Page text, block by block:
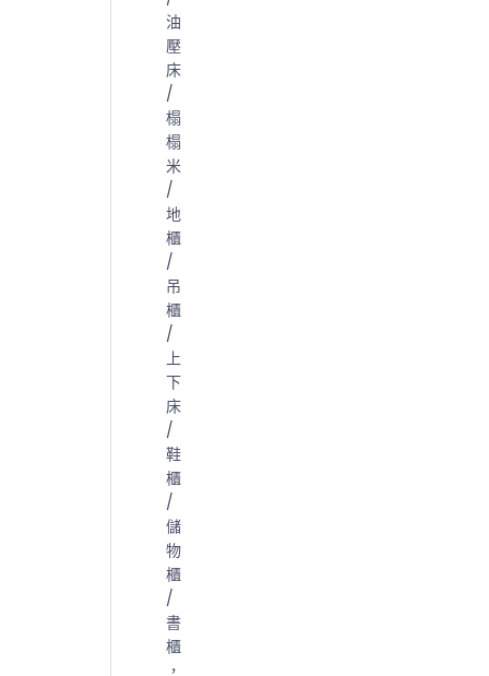
油
壓
床
/
榻
榻
米
/
地
櫃
/
吊
櫃
/
上
下
床
/
鞋
櫃
/
儲
物
櫃
/
書
櫃
，